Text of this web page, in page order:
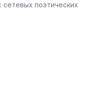
поэтических